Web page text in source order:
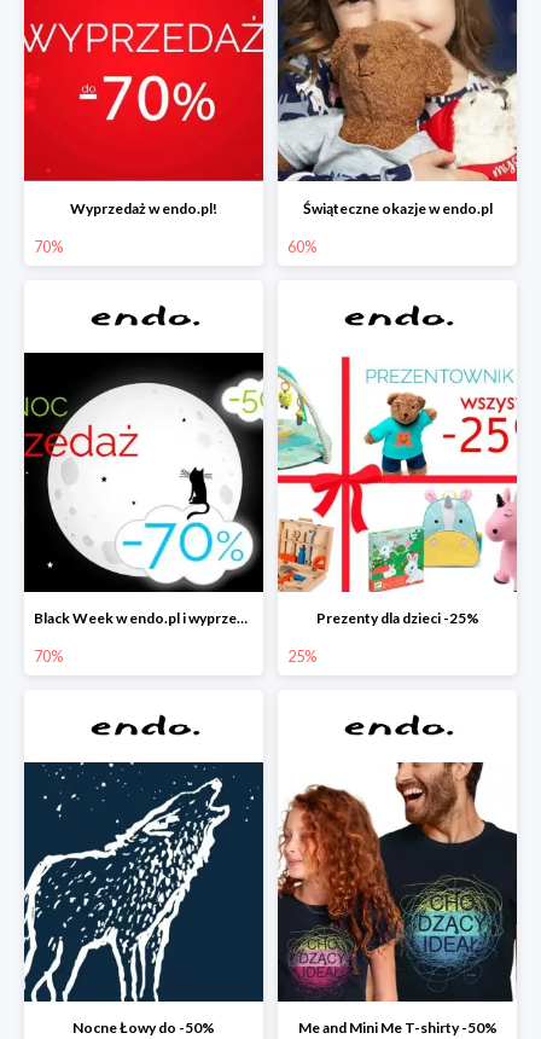
Wyprzedaż w endo.pl!
70%
Świąteczne okazje w endo.pl
60%
Black Week w endo.pl i wyprzedaże do -70&
70%
Prezenty dla dzieci -25%
25%
Nocne Łowy do -50% Me and Mini Me T-shirty -50%